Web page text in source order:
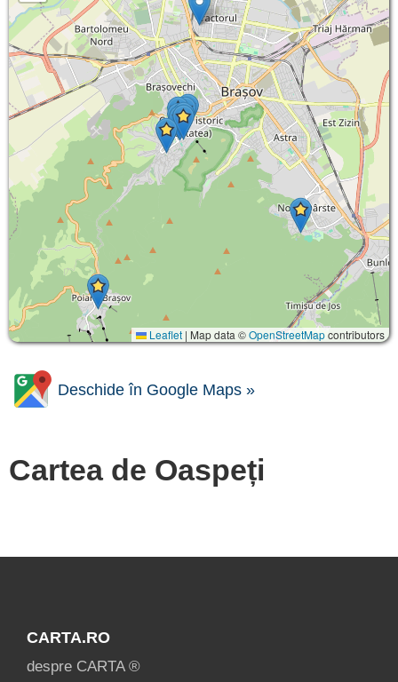
Leaflet | Map data ©OpenStreetMapcontributors
Deschide în Google Maps »
Cartea de Oaspeți
CARTA.RO
despre CARTA ®